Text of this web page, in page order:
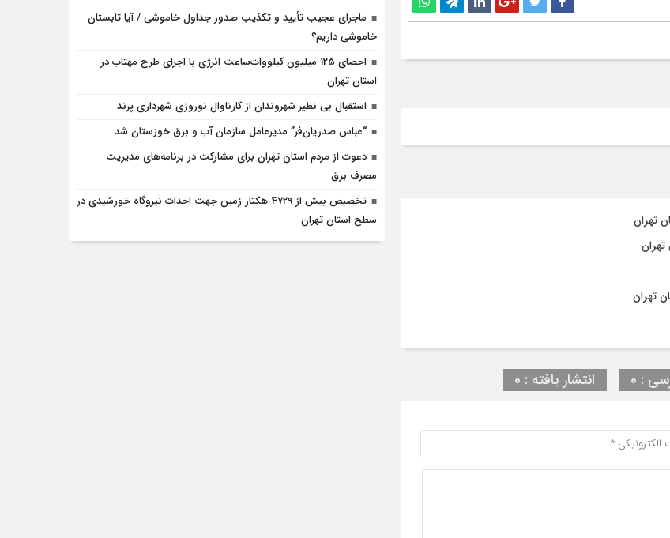
: 0 انتشار یافته : 0
ماجرای عجیب تأیید و تکذیب صدور جداول خاموشی / آیا تابستان
خاموشی داریم؟
احصای 125 میلیون کیلووات‌ساعت انرژی با اجرای طرح مهتاب در
استان تهران
استقبال بی نظیر شهروندان از کارناوال نوروزی شهرداری پرند
“عباس صدریان‌فر” مدیرعامل سازمان آب و برق خوزستان شد
دعوت از مردم استان تهران برای مشارکت در برنامه‌های مدیریت
مصرف برق
تخصیص بیش از 4729 هکتار زمین جهت احداث نیروگاه‌ خورشیدی در
سطح استان تهران